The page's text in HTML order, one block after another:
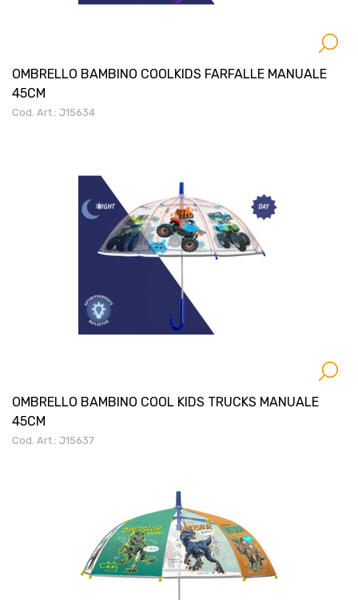
OMBRELLO BAMBINO COOLKIDS FARFALLE MANUALE
45CM
Cod. Art.: J15634
OMBRELLO BAMBINO COOL KIDS TRUCKS MANUALE
45CM
Cod. Art.: J15637